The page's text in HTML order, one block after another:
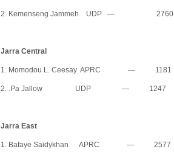
2. Kemenseng Jammeh UDP — 2760
Jarra Central
1. Momodou L. Ceesay APRC — 1181
2. .Pa Jallow UDP — 1247
Jarra East
1. Bafaye Saidykhan APRC — 2577